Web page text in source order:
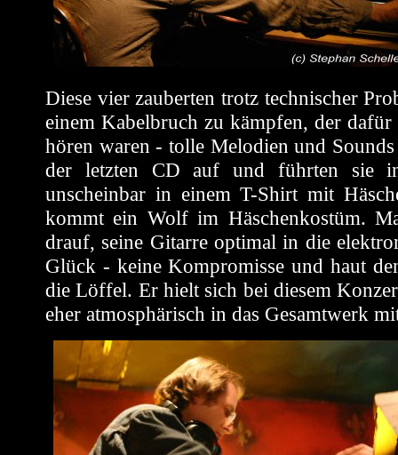
Diese vier zauberten trotz technischer
einem Kabelbruch zu kämpfen, der
hören waren - tolle Melodien und
der letzten CD auf und führten sie
unscheinbar in einem T-Shirt mit
kommt ein Wolf im Häschenkostüm.
drauf, seine Gitarre optimal in die
Glück - keine Kompromisse und haut
die Löffel. Er hielt sich bei diesem
eher atmosphärisch in das Gesamtwerk